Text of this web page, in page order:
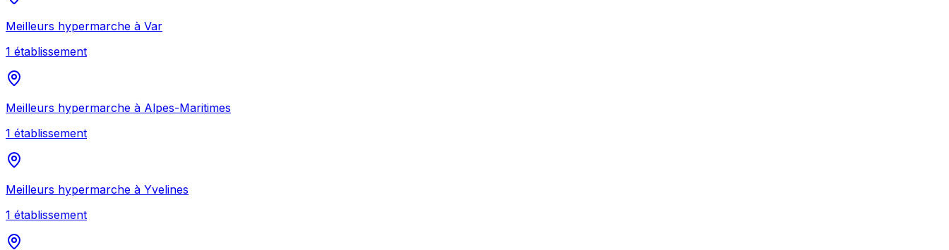
Meilleurs hypermarche à Var
1 établissement
Meilleurs hypermarche à Alpes-Maritimes
1 établissement
Meilleurs hypermarche à Yvelines
1 établissement